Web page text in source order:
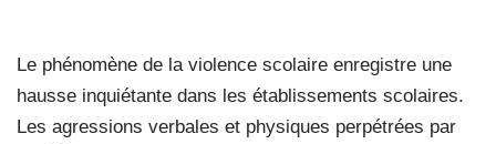
Le phénomène de la violence scolaire enregistre une
hausse inquiétante dans les établissements scolaires.
Les agressions verbales et physiques perpétrées par